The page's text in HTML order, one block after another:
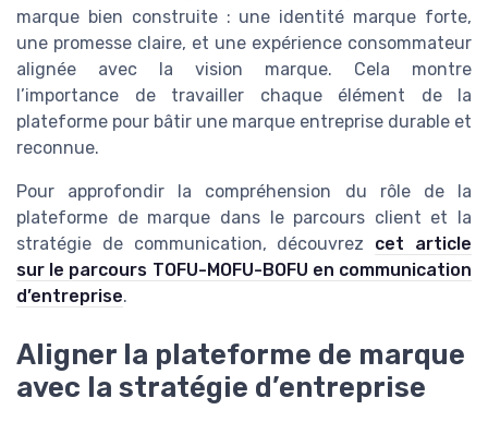
marque bien construite : une identité marque forte,
une promesse claire, et une expérience consommateur
alignée avec la vision marque. Cela montre
l’importance de travailler chaque élément de la
plateforme pour bâtir une marque entreprise durable et
reconnue.
Pour approfondir la compréhension du rôle de la
plateforme de marque dans le parcours client et la
stratégie de communication, découvrez cet article
sur le parcours TOFU-MOFU-BOFU en communication
d’entreprise.
Aligner la plateforme de marque
avec la stratégie d’entreprise